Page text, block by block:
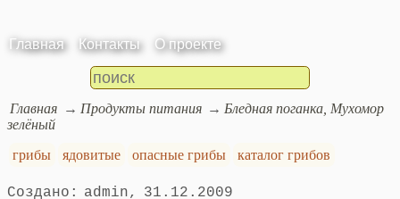
Главная Контакты О проекте
Главная Продукты питания
Бледная поганка, Мухомор
зелёный
грибы
ядовитые опасные грибы каталог грибов
admin
31.12.2009